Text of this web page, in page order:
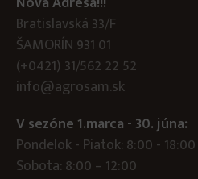
Bratislavská 33/F
ŠAMORÍN 931 01
(+0421) 31/562 22 52
info@agrosam.sk
V sezóne 1.marca - 30. júna:
Pondelok - Piatok: 8:00 - 18:00
Sobota: 8:00 – 12:00